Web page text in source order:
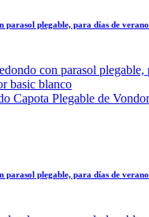
parasol plegable, para días de verano
parasol plegable, para días de verano